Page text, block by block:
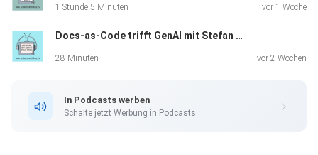
1 Stunde 5 Minuten vor 1 Woche
Docs-as-Code trifft GenAI mit Stefan Zörner
28 Minuten vor 2 Wochen
In Podcasts werben
Schalte jetzt Werbung in Podcasts.